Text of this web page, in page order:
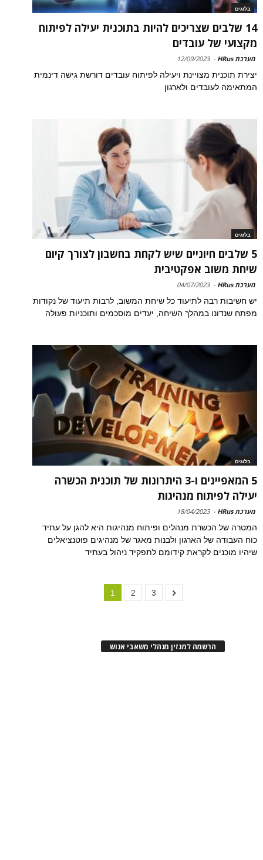
בלוגים
14 שלבים שצריכים להיות בתוכנית יעילה לפיתוח
מקצועי של עובדים
מערכת HRus -
12/09/2023
יצירת תוכנית מצויינת ויעילה לפיתוח עובדים דורשת גישה דינמית
המתאימה לעובדים ולארגון
בלוגים
5 שלבים חיוניים שיש לקחת בחשבון לצורך קיום
שיחת משוב אפקטיבית
מערכת HRus -
04/07/2023
יש חשיבות רבה לתיעוד כל שיחת המשוב, לרבות תיעוד של נקודות
מפתח שנדונו במהלך השיחה, יעדים מוסכמים ותוכניות פעולה
בלוגים
5 המאפיינים ו-3 היתרונות של תוכנית הכשרה
יעילה לפיתוח מנהיגות
מערכת HRus -
18/04/2023
המטרה של הכשרת מנהלים ופיתוח מנהיגות היא להגן על עתיד
כוח העבודה של הארגון ולבנות מאגר של מנהיגים פוטנציאלים
שיהיו מוכנים לקראת קידומם לתפקיד ניהול בעתיד
1 2 3
הרשמה למגזין מנהלי משאבי אנוש